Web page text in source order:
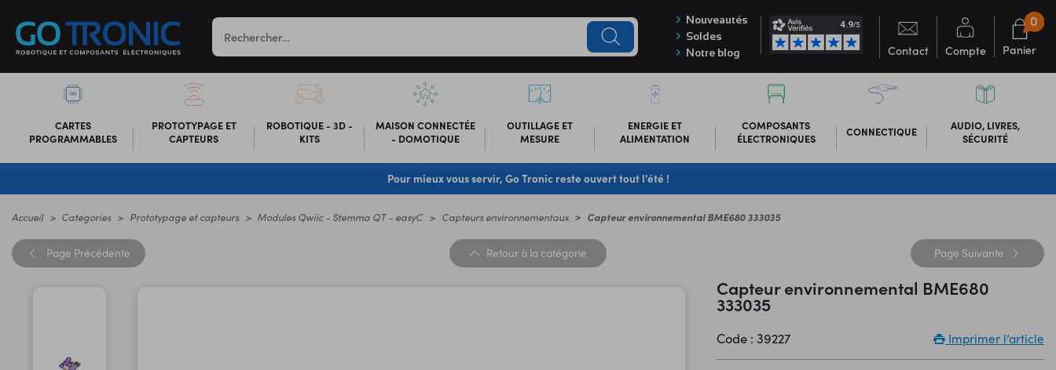
Nouveautés
Soldes
Notre blog
Contact Compte Panier
0
CARTES
PROGRAMMABLES
PROTOTYPAGE ET
CAPTEURS
ROBOTIQUE - 3D -
KITS
MAISON CONNECTÉE
- DOMOTIQUE
OUTILLAGE ET
MESURE
ENERGIE ET
ALIMENTATION
COMPOSANTS
ÉLECTRONIQUES
CONNECTIQUE
AUDIO, LIVRES,
SÉCURITÉ
Pour mieux vous servir, Go Tronic reste ouvert tout l'été !
Accueil Categories Prototypage et capteurs Modules Qwiic - Stemma QT - easyC Capteurs environnementaux Capteur environnemental BME680 333035
Page Précédente Retour à la catégorie Page Suivante
Capteur environnemental BME680
333035
Code : 39227 Imprimer l’article